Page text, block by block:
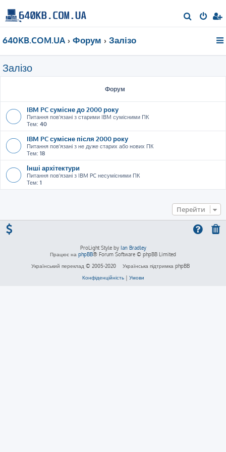
о
640KB.COM.UA Форум Залізо
Залізо
Форум
IBM PC сумісне до 2000 року
Питання пов'язані з старими IBM сумісними ПК
Тем: 40
IBM PC сумісне після 2000 року
Питання пов'язані з не дуже старих або нових ПК
Тем: 18
Інші архітектури
Питання пов'язані з IBM PC несумісними ПК
Тем: 1
Перейти
ProLight Style by Ian Bradley
Працює на phpBB® Forum Software © phpBB Limited
Український переклад © 2005-2020
Українська підтримка phpBB
Конфіденційність| Умови